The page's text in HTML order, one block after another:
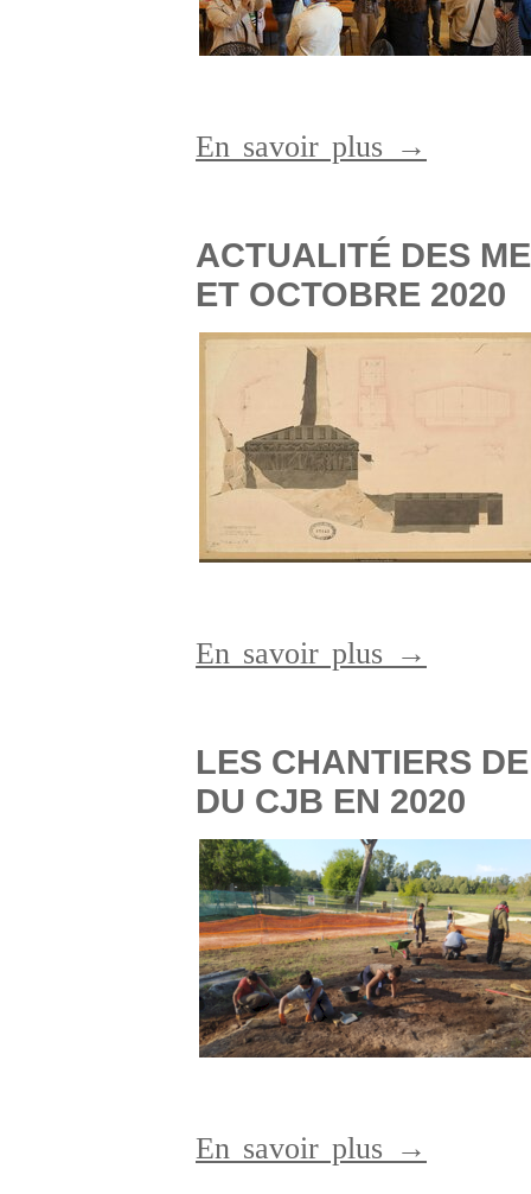
En savoir plus →
ACTUALITÉ DES
ET OCTOBRE 2020
En savoir plus →
LES CHANTIERS
DU CJB EN 2020
En savoir plus →